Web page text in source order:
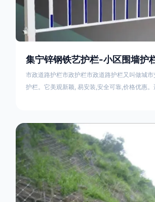
市政道路护栏市政护栏市政道路护栏又叫做城
护栏。它美观新颖, 易安装,安全可靠,价格优惠。
隔离栏，市政道路隔离护栏，人行道路护栏，
护栏、道路中心隔离护栏、带广告牌道路隔离护
栏、草坪花坛护栏等市政道路隔离护栏规格齐全
任